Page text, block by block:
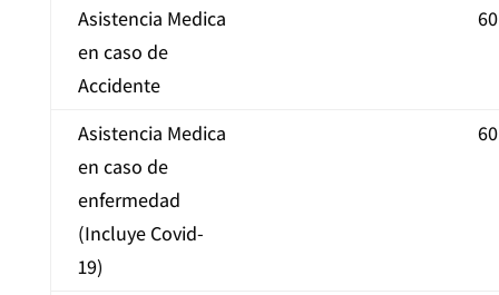
Asistencia Medica
en caso de
Accidente
Asistencia Medica
en caso de
enfermedad
(Incluye Covid-
19)